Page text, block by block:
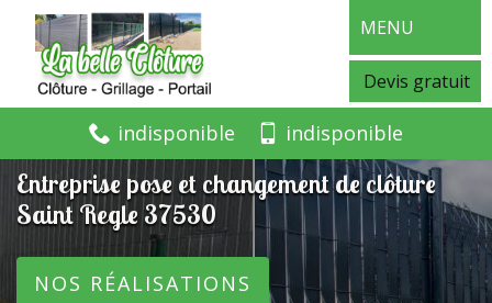
MENU
Devis gratuit
indisponible indisponible
Entreprise pose et changement de clôture
Saint Regle 37530
NOS RÉALISATIONS